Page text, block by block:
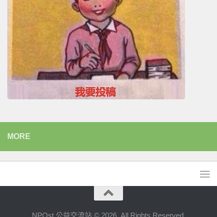
MORE
NPOst 公益交流站 © 2026. All Rights Reserved.